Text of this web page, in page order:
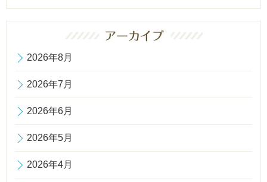
2026年8月
2026年7月
2026年6月
2026年5月
2026年4月